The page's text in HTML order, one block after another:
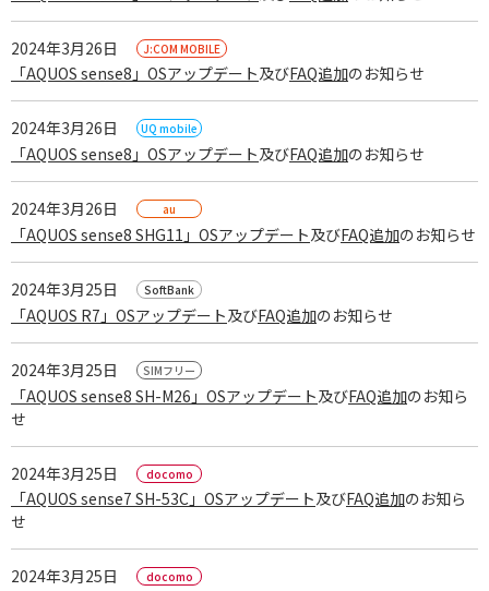
スマートフォン
2024年3月26日
「AQUOS sense8」OSアップデート及びFAQ追加のお知らせ
2024年3月26日
「AQUOS sense8」OSアップデート及びFAQ追加のお知らせ
2024年3月26日
「AQUOS sense8 SHG11」OSアップデート及びFAQ追加のお知らせ
2024年3月25日
「AQUOS R7」OSアップデート及びFAQ追加のお知らせ
2024年3月25日
「AQUOS sense8 SH-M26」OSアップデート及びFAQ追加のお知ら
せ
2024年3月25日
「AQUOS sense7 SH-53C」OSアップデート及びFAQ追加のお知ら
せ
2024年3月25日